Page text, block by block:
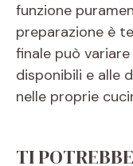
funzione
preparazione è
finale può
disponibili e alle
nelle proprie
TI